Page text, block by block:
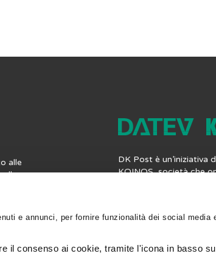
e annunci, per fornire funzionalità dei social media
il consenso ai cookie, tramite l'icona in basso
alle
alle
e
DK Post è un’iniziativa
KOINOS, società che
contabilità, i bilanci, le
datevkoinos.it